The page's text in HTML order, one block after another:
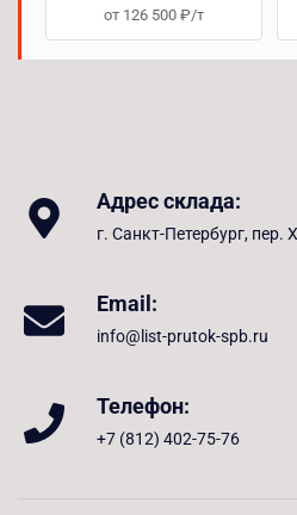
от 126 500 ₽/т
Адрес склада:
г. Санкт-Петербург, пер.
Email:
info@list-prutok-spb.ru
Телефон:
+7 (812) 402-75-76